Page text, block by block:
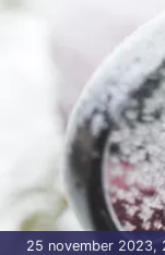
25 november 2023,